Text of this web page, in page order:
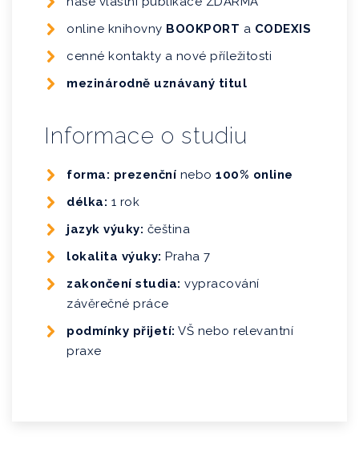
online knihovny BOOKPORT a CODEXIS
cenné kontakty a nové příležitosti
mezinárodně uznávaný titul
Informace o studiu
forma: prezenční nebo 100% online
délka: 1 rok
jazyk výuky: čeština
lokalita výuky: Praha 7
zakončení studia: vypracování
závěrečné práce
podmínky přijetí: VŠ nebo relevantní
praxe